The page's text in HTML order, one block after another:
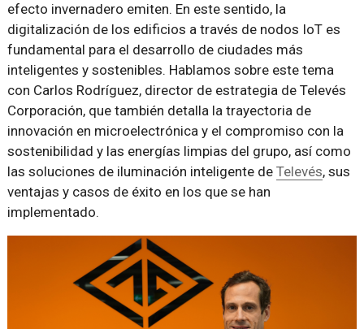
efecto invernadero emiten. En este sentido, la
digitalización de los edificios a través de nodos IoT es
fundamental para el desarrollo de ciudades más
inteligentes y sostenibles. Hablamos sobre este tema
con Carlos Rodríguez, director de estrategia de Televés
Corporación, que también detalla la trayectoria de
innovación en microelectrónica y el compromiso con la
sostenibilidad y las energías limpias del grupo, así como
las soluciones de iluminación inteligente de Televés, sus
ventajas y casos de éxito en los que se han
implementado.